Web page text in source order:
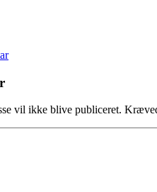
vil ikke blive publiceret.